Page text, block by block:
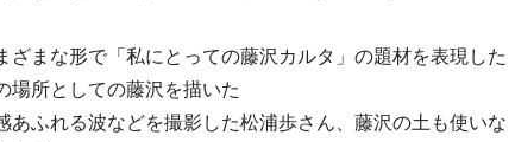
まな形で「私にとっての藤沢カルタ」の題材を表現した
場所としての藤沢を描いた
ふれる波などを撮影した松浦歩さん、藤沢の土も使いな